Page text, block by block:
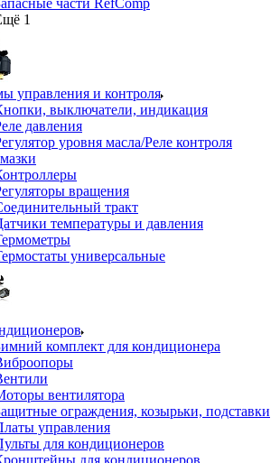
части RefComp
1
управления и контроля
выключатели, индикация
давления
уровня масла/Реле контроля
вращения
тракт
температуры и давления
универсальные
комплект для кондиционера
вентилятора
ограждения, козырьки, подставки
управления
для кондиционеров
для кондиционеров